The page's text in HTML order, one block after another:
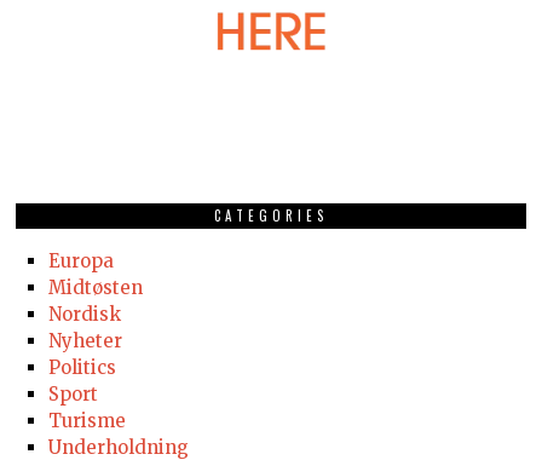
CATEGORIES
Europa
Midtøsten
Nordisk
Nyheter
Politics
Sport
Turisme
Underholdning